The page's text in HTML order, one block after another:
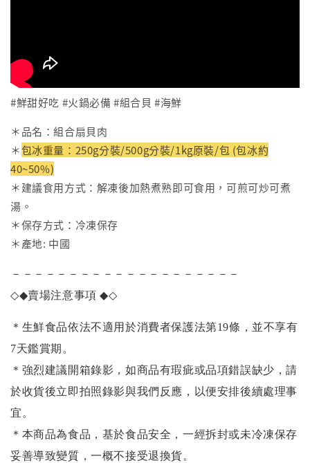
#鮮甜好吃 #火鍋必備 #組合貝 #海鮮
＊品名：組合扇貝肉
＊包冰重量：250g分裝/500g分裝/1kg原裝/包 (包冰約
40~50%)
＊建議食用方式：解凍後加熱煮熟即可食用，可煎可炒可煮
湯。
＊保存方式：冷凍保存
＊產地: 中國
－－－－－－－－－－－－－－－－－－－－
◇◆賣場注意事項◆◇
＊生鮮食品依法不適用於消費者保護法第19條，並不享有
7天鑑賞期。
＊強烈建議開箱錄影，如商品有瑕疵或品項錯誤缺少，請
於收貨後立即拍照錄影與我們反應，以便安排後續處理事
宜。
＊本商品為食品，基於食品安全，一經拆封或未冷凍保存
妥善導致變質，一概不接受退換貨。